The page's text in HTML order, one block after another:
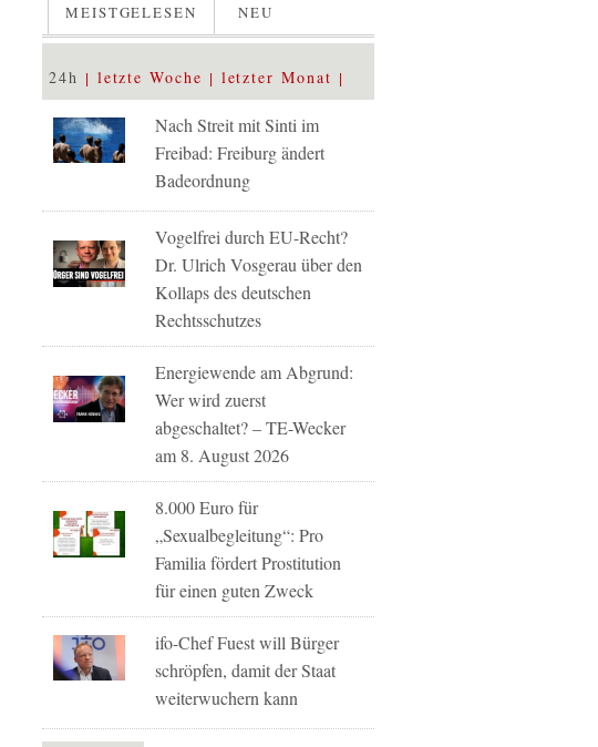
MEISTGELESEN NEU
24h letzte Woche letzter Monat
Nach Streit mit Sinti im
Freibad: Freiburg ändert
Badeordnung
Vogelfrei durch EU-Recht?
Dr. Ulrich Vosgerau über den
Kollaps des deutschen
Rechtsschutzes
Energiewende am Abgrund:
Wer wird zuerst
abgeschaltet? – TE-Wecker
am 8. August 2026
8.000 Euro für
„Sexualbegleitung“: Pro
Familia fördert Prostitution
für einen guten Zweck
ifo-Chef Fuest will Bürger
schröpfen, damit der Staat
weiterwuchern kann